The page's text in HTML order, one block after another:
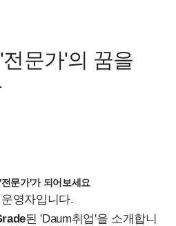
문가'의 꿈을
문가'가 되어보세요
운영자입니다.
된 'Daum취업'을 소개합니